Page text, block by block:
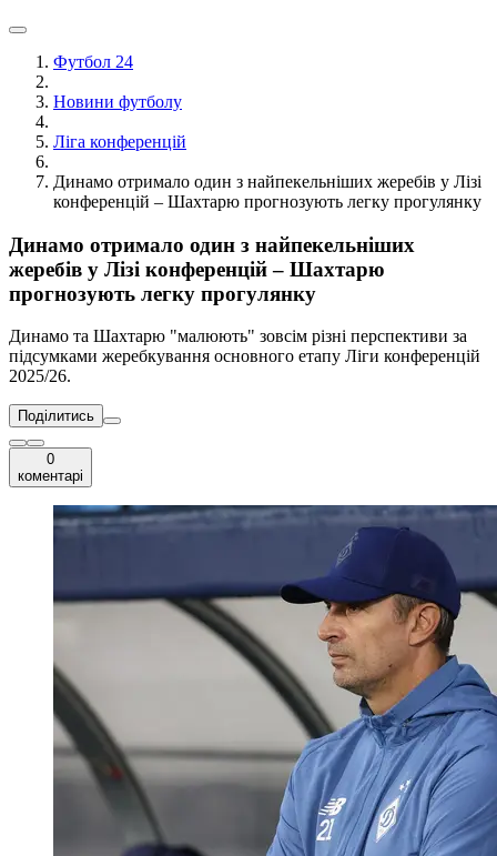
Футбол 24
Новини футболу
Ліга конференцій
Динамо отримало один з найпекельніших жеребів у Лізі
конференцій – Шахтарю прогнозують легку прогулянку
Динамо отримало один з найпекельніших
жеребів у Лізі конференцій – Шахтарю
прогнозують легку прогулянку
Динамо та Шахтарю "малюють" зовсім різні перспективи за
підсумками жеребкування основного етапу Ліги конференцій
2025/26.
Поділитись
0
коментарі